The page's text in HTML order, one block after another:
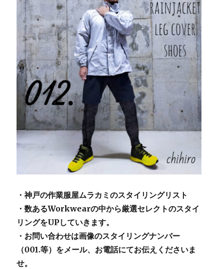
・神戸の作業服屋ムラカミのスタイリングリスト
・数あるWorkwearの中から厳選セレクトのスタイ
リングをUPしていきます。
・お問い合わせは画像のスタイリングナンバー
（001.等）をメール、お電話にてお伝えくださいま
せ。